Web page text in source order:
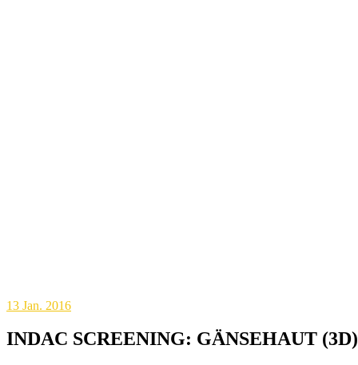
13 Jan. 2016
INDAC SCREENING: GÄNSEHAUT